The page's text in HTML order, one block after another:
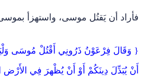
فأراد أن يَقتُل موسى، واستهزأ
{ وَقَالَ فِرْعَوْنُ ذَرُونِي أَقْتُلْ مُوسَى
أَنْ يُبَدِّلَ دِينَكُمْ أَوْ أَنْ يُظْهِرَ فِي الأَرْضِ